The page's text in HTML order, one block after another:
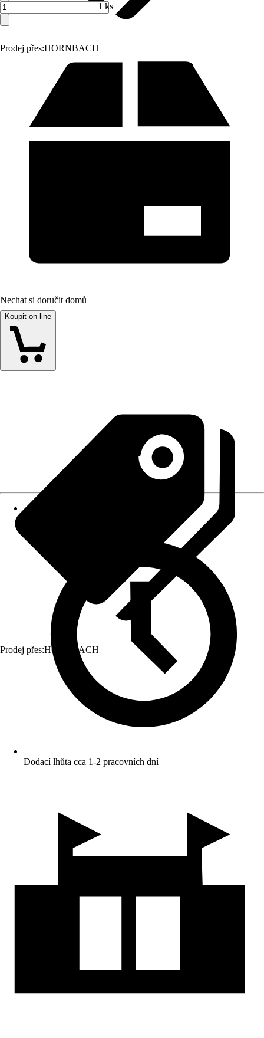
Prodej přes:HORNBACH
1 ks
Nechat si doručit domů
Koupit on-line
Prodej přes:HORNBACH
Dodací lhůta cca 1-2 pracovních dní